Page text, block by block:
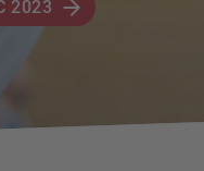
2023